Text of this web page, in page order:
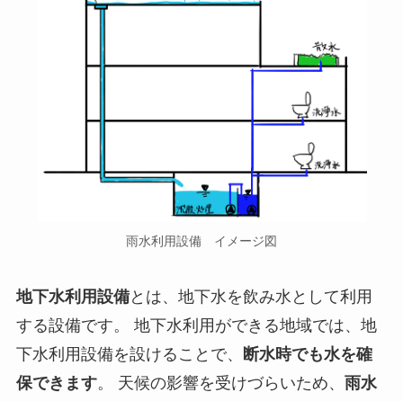
雨水利用設備 イメージ図
地下水利用設備とは、地下水を飲み水として利用
する設備です。 地下水利用ができる地域では、地
下水利用設備を設けることで、
断水時でも水を確
保できます。 天候の影響を受けづらいため、 雨水